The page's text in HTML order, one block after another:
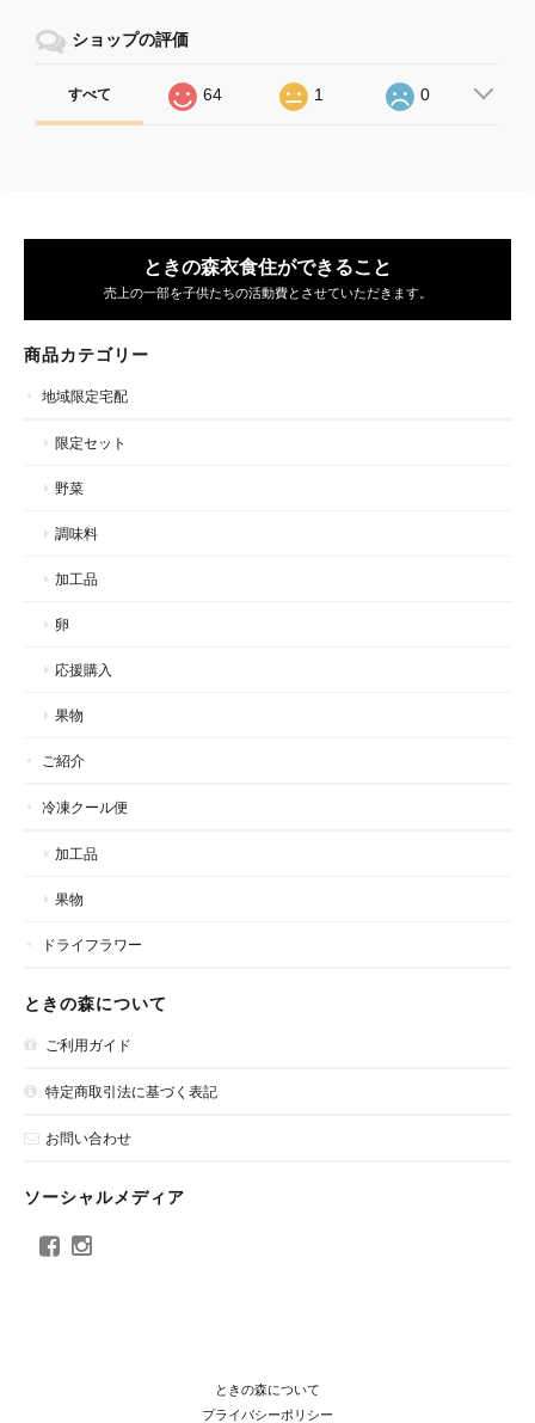
ショップの評価
すべて 64 1 0
ときの森衣食住ができること
売上の一部を子供たちの活動費とさせていただきます。
商品カテゴリー
地域限定宅配
限定セット
野菜
調味料
加工品
卵
応援購入
果物
ご紹介
冷凍クール便
加工品
果物
ドライフラワー
ときの森について
ご利用ガイド
特定商取引法に基づく表記
お問い合わせ
ソーシャルメディア
ときの森について
プライバシーポリシー